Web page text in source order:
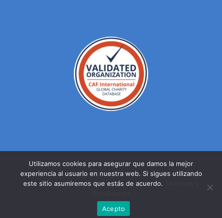
© DERECHOS RESERVADOS FUNDACION MEXICANA PARA LA
SALUD A.C. 2023 | AVISO DE PRIVACIDAD
Facebook
Twitter
Utilizamos cookies para asegurar que damos la mejor
experiencia al usuario en nuestra web. Si sigues utilizando
este sitio asumiremos que estás de acuerdo.
Acepto